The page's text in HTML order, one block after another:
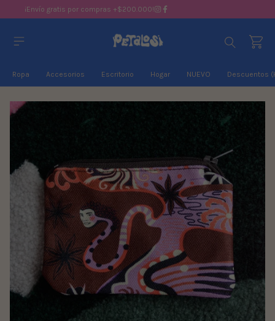
¡Envío gratis por compras +$200.000!
Ropa Accesorios Escritorio Hogar NUEVO Descuentos